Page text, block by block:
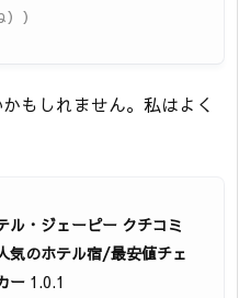
）
もしれません。私はよく
ル・ジェーピー クチコミ
気のホテル宿/最安値チェ
ー 1.0.1